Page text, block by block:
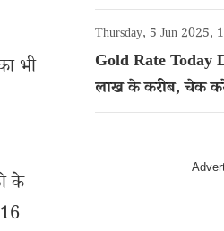
भी
के
गोल्ड का रेट
Thursday, 5 Jun 2025,
Gold Rate
लाख के करीब, चेक
का रेट